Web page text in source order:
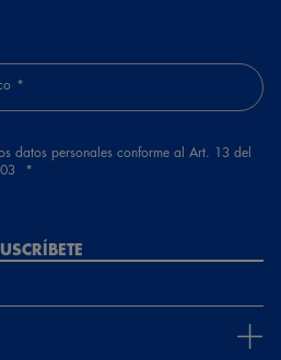
datos personales conforme al Art. 13 del